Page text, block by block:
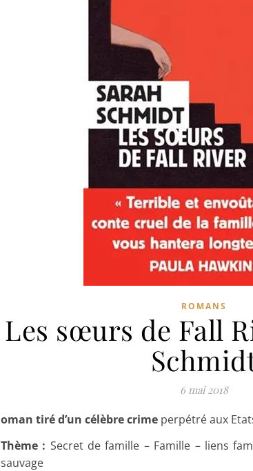
ROMANS
Les sœurs de Fall
6 mai 2018
oman tiré d’un célèbre crime perpétré aux
Thème : Secret de famille – Famille – liens
sauvage